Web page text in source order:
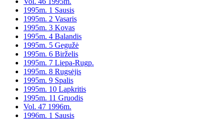
1995m. 1 Sausis
1995m. 2 Vasaris
1995m. 3 Kovas
1995m. 4 Balandis
1995m. 5 Gegužė
1995m. 6 Birželis
1995m. 7 Liepa-Rugp.
1995m. 8 Rugsėjis
1995m. 9 Spalis
1995m. 10 Lapkritis
1995m. 11 Gruodis
Vol. 47 1996m.
1996m. 1 Sausis